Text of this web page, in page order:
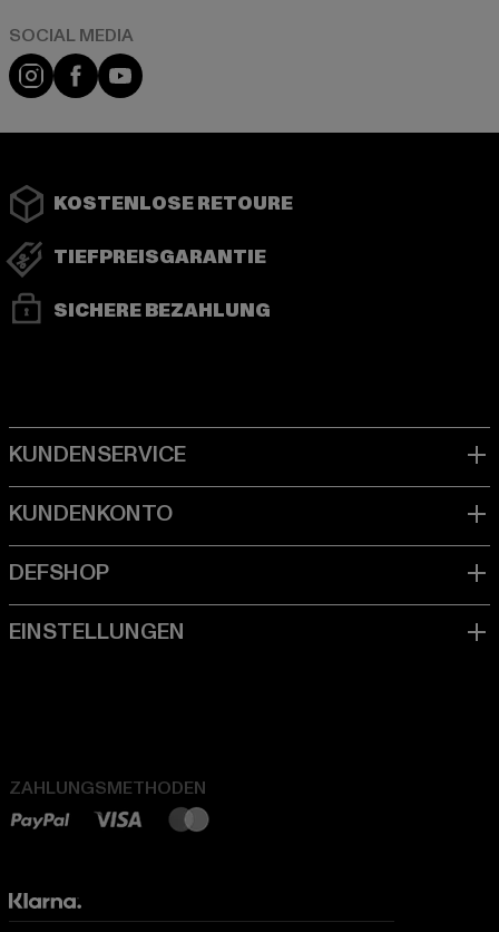
Instagram
FacebookYouTube
KOSTENLOSE RETOURE
TIEFPREISGARANTIE
SICHERE BEZAHLUNG
ZAHLUNGSMETHODEN